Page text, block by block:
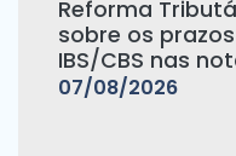
Reforma
sobre os
IBS/CBS nas
07/08/2026